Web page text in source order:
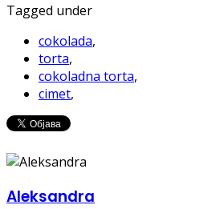
Tagged under
cokolada,
torta,
cokoladna torta,
cimet,
Aleksandra